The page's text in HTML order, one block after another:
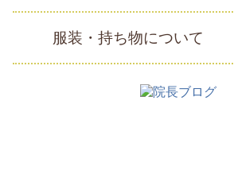
服装・持ち物について